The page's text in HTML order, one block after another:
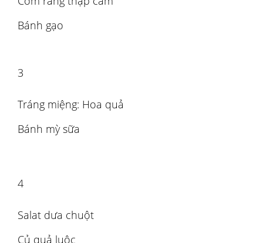
Bánh gạo
3
Tráng miệng: Hoa quả
Bánh mỳ sữa
4
Salat dưa chuột
Củ quả luộc